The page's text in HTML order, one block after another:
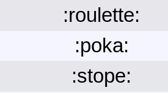
:roulette:
:poka:
:stope: